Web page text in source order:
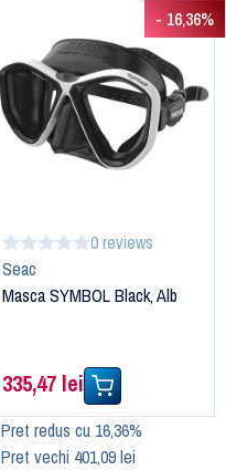
- 16,36%
0 reviews
Seac
Masca SYMBOL Black, Alb
335,47 lei
Pret redus cu 16,36%
Pret vechi 401,09 lei